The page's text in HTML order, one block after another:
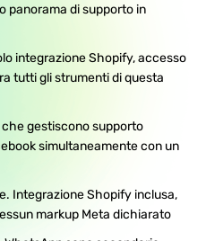
panorama di supporto in
integrazione Shopify, accesso
tutti gli strumenti di questa
gestiscono supporto
simultaneamente con un
Integrazione Shopify inclusa,
markup Meta dichiarato